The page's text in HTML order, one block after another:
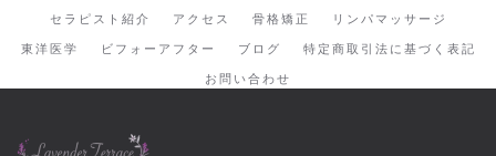
セラピスト紹介 アクセス 骨格矯正
リンパマッサージ
東洋医学
ビフォーアフター ブログ
特定商取引法に基づく表記
お問い合わせ